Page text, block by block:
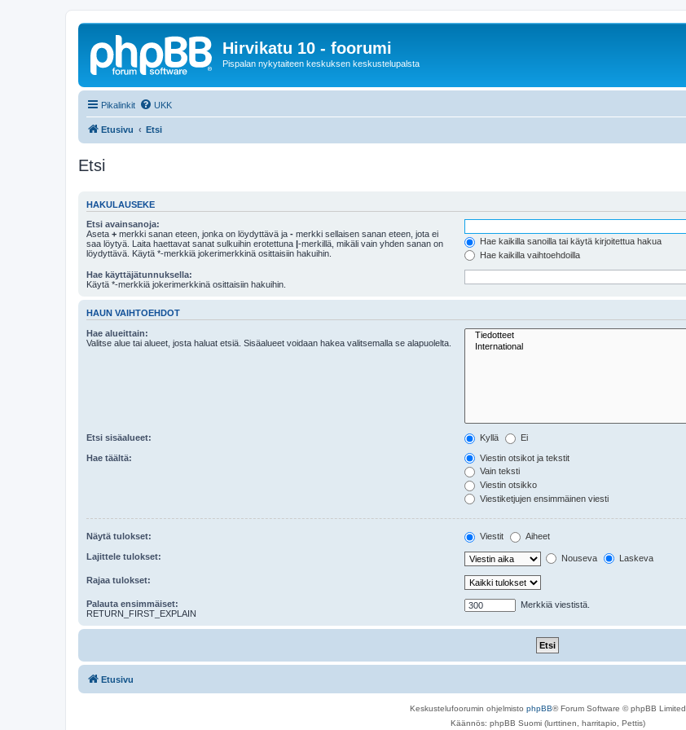
Hirvikatu 10 - foorumi
Pispalan nykytaiteen keskuksen keskustelupalsta
Pikalinkit UKK
Etusivu Etsi
Etsi
HAKULAUSEKE
Etsi avainsanoja:
Aseta + merkki sanan eteen, jonka on löydyttävä ja - merkki sellaisen sanan eteen, jota ei
saa löytyä. Laita haettavat sanat sulkuihin erotettuna |-merkillä, mikäli vain yhden sanan on
löydyttävä. Käytä *-merkkiä jokerimerkkinä osittaisiin hakuihin.
Hae kaikilla sanoilla tai käytä kirjoitettua hakua
Hae kaikilla vaihtoehdoilla
Hae käyttäjätunnuksella:
Käytä *-merkkiä jokerimerkkinä osittaisiin hakuihin.
HAUN VAIHTOEHDOT
Hae alueittain:
Valitse alue tai alueet, josta haluat etsiä. Sisäalueet voidaan hakea valitsemalla se alapuolelta.
Etsi sisäalueet: Kyllä Ei
Hae täältä:
Viestin otsikot ja tekstit
Vain teksti
Viestin otsikko
Viestiketjujen ensimmäinen viesti
Näytä tulokset: Viestit Aiheet
Lajittele tulokset: Nouseva Laskeva
Rajaa tulokset:
Palauta ensimmäiset:
RETURN_FIRST_EXPLAIN
Merkkiä viestistä.
Etusivu
Keskustelufoorumin ohjelmisto phpBB® Forum Software © phpBB Limited
Käännös: phpBB Suomi (lurttinen, harritapio, Pettis)